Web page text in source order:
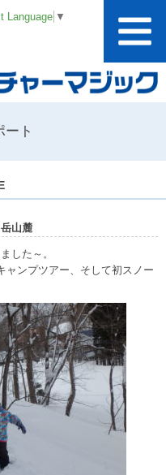
Language ▼
ート
山麓
した～。
ャンプツアー、そして初スノー